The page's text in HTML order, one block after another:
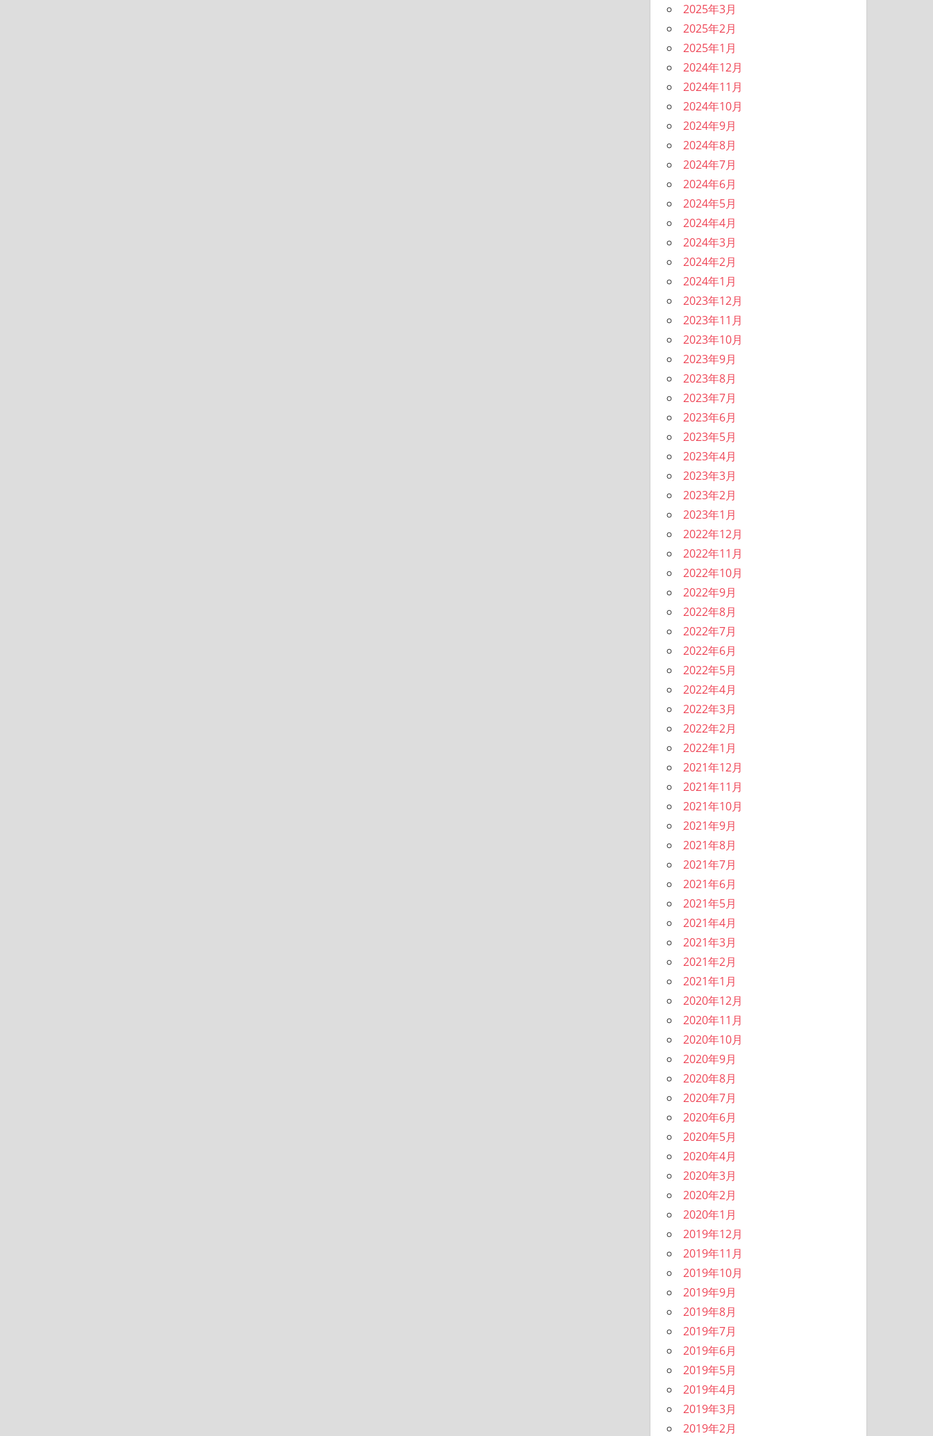
2025年3月
2025年2月
2025年1月
2024年12月
2024年11月
2024年10月
2024年9月
2024年8月
2024年7月
2024年6月
2024年5月
2024年4月
2024年3月
2024年2月
2024年1月
2023年12月
2023年11月
2023年10月
2023年9月
2023年8月
2023年7月
2023年6月
2023年5月
2023年4月
2023年3月
2023年2月
2023年1月
2022年12月
2022年11月
2022年10月
2022年9月
2022年8月
2022年7月
2022年6月
2022年5月
2022年4月
2022年3月
2022年2月
2022年1月
2021年12月
2021年11月
2021年10月
2021年9月
2021年8月
2021年7月
2021年6月
2021年5月
2021年4月
2021年3月
2021年2月
2021年1月
2020年12月
2020年11月
2020年10月
2020年9月
2020年8月
2020年7月
2020年6月
2020年5月
2020年4月
2020年3月
2020年2月
2020年1月
2019年12月
2019年11月
2019年10月
2019年9月
2019年8月
2019年7月
2019年6月
2019年5月
2019年4月
2019年3月
2019年2月